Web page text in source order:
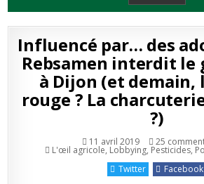
Influencé par… des
Rebsamen interdit le
à Dijon (et demain,
rouge ? La
?)
11 avril 2019 25
Publié
L'œil agricole, Lobbying, Pesticides,
Twitter
Facebook